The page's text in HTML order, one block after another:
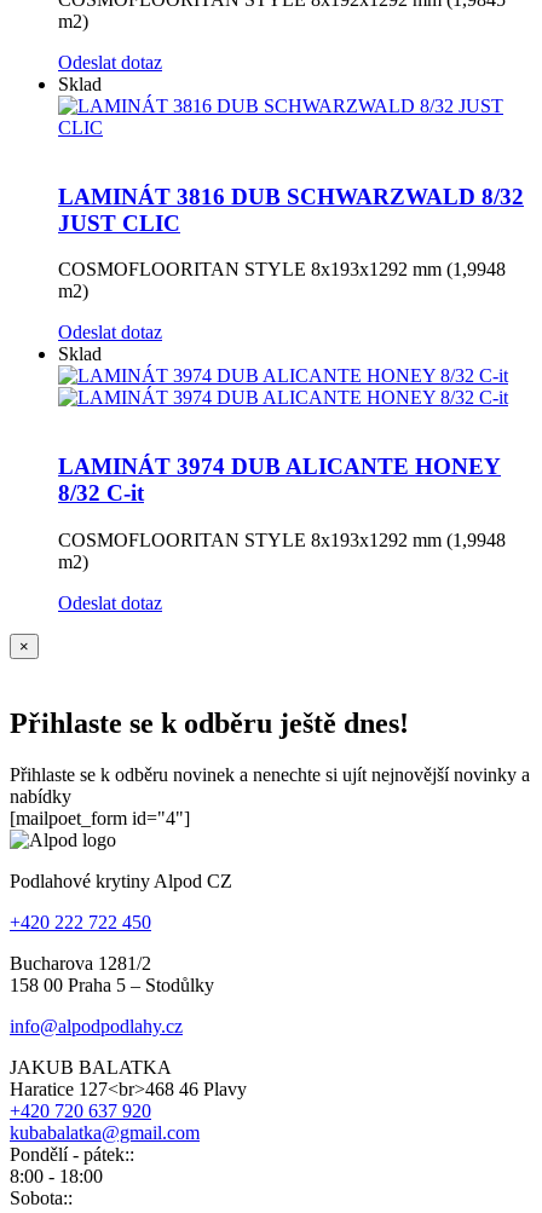
m2)
Odeslat dotaz
Sklad
LAMINÁT 3816 DUB SCHWARZWALD 8/32
JUST CLIC
COSMOFLOORITAN STYLE 8x193x1292 mm (1,9948
m2)
Odeslat dotaz
Sklad
LAMINÁT 3974 DUB ALICANTE HONEY
8/32 C-it
COSMOFLOORITAN STYLE 8x193x1292 mm (1,9948
m2)
Odeslat dotaz
×
Přihlaste se k odběru ještě dnes!
Přihlaste se k odběru novinek a nenechte si ujít nejnovější novinky a
nabídky
[mailpoet_form id="4"]
Podlahové krytiny Alpod CZ
+420 222 722 450
Bucharova 1281/2
158 00 Praha 5 – Stodůlky
info@alpodpodlahy.cz
JAKUB BALATKA
Haratice 127<br>468 46 Plavy
+420 720 637 920
kubabalatka@gmail.com
Pondělí - pátek::
8:00 - 18:00
Sobota::